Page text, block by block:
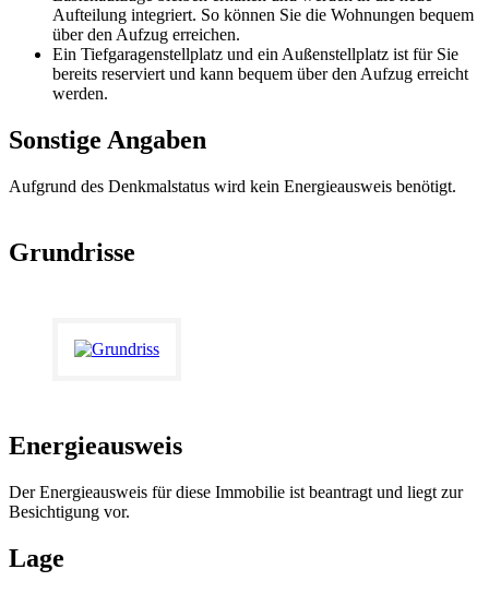
Aufteilung integriert. So können Sie die Wohnungen bequem
über den Aufzug erreichen.
Ein Tiefgaragenstellplatz und ein Außenstellplatz ist für Sie
bereits reserviert und kann bequem über den Aufzug erreicht
werden.
Sonstige Angaben
Aufgrund des Denkmalstatus wird kein Energieausweis benötigt.
Grundrisse
Energieausweis
Der Energieausweis für diese Immobilie ist beantragt und liegt zur
Besichtigung vor.
Lage